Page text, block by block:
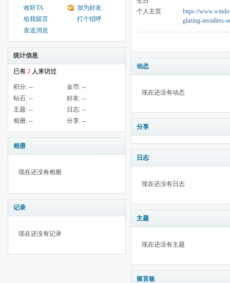
收听TA
加为好友
给我留言
打个招呼
发送消息
统计信息
已有 2 人来访过
积分: -- 金币: --
钻石: -- 好友: --
主题: -- 日志: --
相册: -- 分享: --
相册
现在还没有相册
记录
现在还没有记录
个人主页
https://
glazing-installers-
动态
现在还没有动态
分享
日志
现在还没有日志
主题
现在还没有主题
留言板